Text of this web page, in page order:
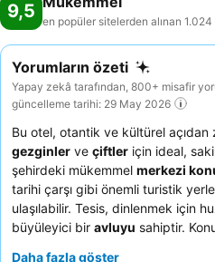
9,5 en popüler sitelerden alınan 1.024
Yorumların özeti
Yapay zekâ tarafından, 800+ misafir
güncelleme tarihi: 29 May 2026
Bu otel, otantik ve kültürel
gezginler ve çiftler için ideal,
şehirdeki mükemmel merkezi
tarihi çarşı gibi önemli turistik
ulaşılabilir. Tesis, dinlenmek için
büyüleyici bir avluyu sahiptir.
Daha fazla göster